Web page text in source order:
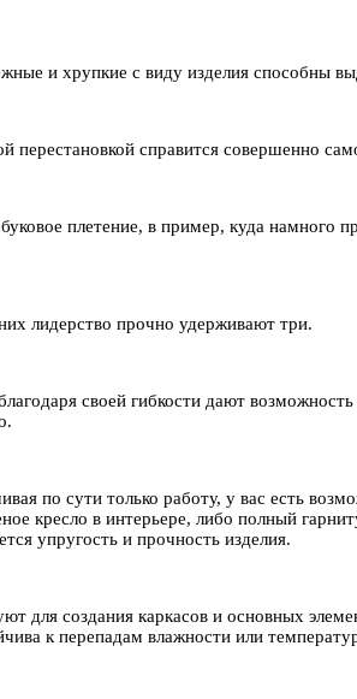
и хрупкие с виду изделия способны
справится совершенно
плетение, в пример, куда намного
лидерство прочно удерживают три.
своей гибкости дают
по сути только работу, у вас есть
кресло в интерьере, либо полный
упругость и прочность изделия.
для создания каркасов и основных
к перепадам влажности или